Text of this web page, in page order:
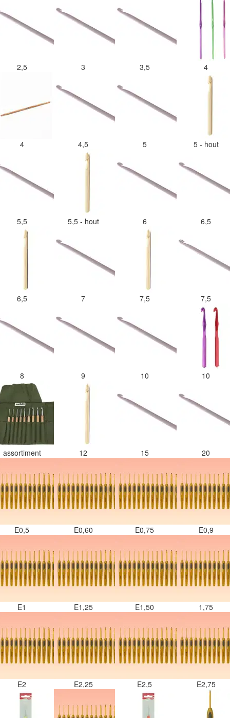
2,5 3 3,5 4
4 4,5 5 5 - hout
5,5 5,5 - hout 6 6,5
6,5 7 7,5 7,5
8 9 10 10
assortiment 12 15 20
E0,5 E0,60 E0,75 E0,9
E1 E1,25 E1,50 1,75
E2 E2,25 E2,5 E2,75